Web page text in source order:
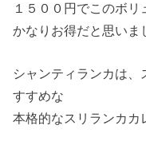
１５００円でこのボ
かなりお得だと思いま
シャンティランカは
すすめな
本格的なスリランカカ